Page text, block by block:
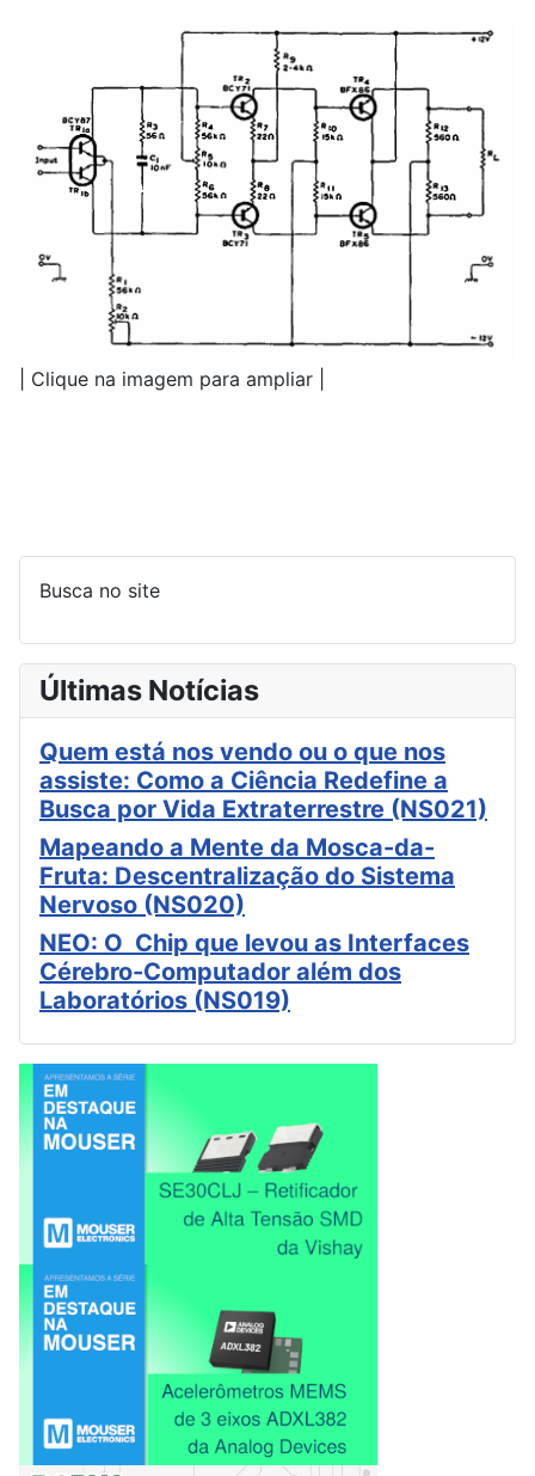
| Clique na imagem para ampliar |
Busca no site
Últimas Notícias
Quem está nos vendo ou o que nos
assiste: Como a Ciência Redefine a
Busca por Vida Extraterrestre (NS021)
Mapeando a Mente da Mosca-da-
Fruta: Descentralização do Sistema
Nervoso (NS020)
NEO: O Chip que levou as Interfaces
Cérebro-Computador além dos
Laboratórios (NS019)